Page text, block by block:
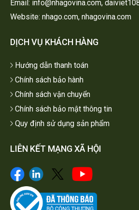
Email: info@nhagovina.com,
Website: nhago.com, nhagovina.com
DỊCH VỤ KHÁCH HÀNG
Hướng dẫn thanh toán
Chính sách bảo hành
Chính sách vận chuyển
Chính sách bảo mật thông tin
Quy định sử dụng sản phẩm
LIÊN KẾT MẠNG XÃ HỘI